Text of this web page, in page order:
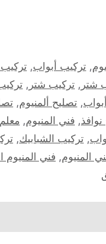
,تركيب أبواب,تركيب
شتر , تركيب شتر ,
, تصليح ألمنيوم,
, فني المنيوم,
,تركيب الشبابيك,
المنيوم, فني المنيوم